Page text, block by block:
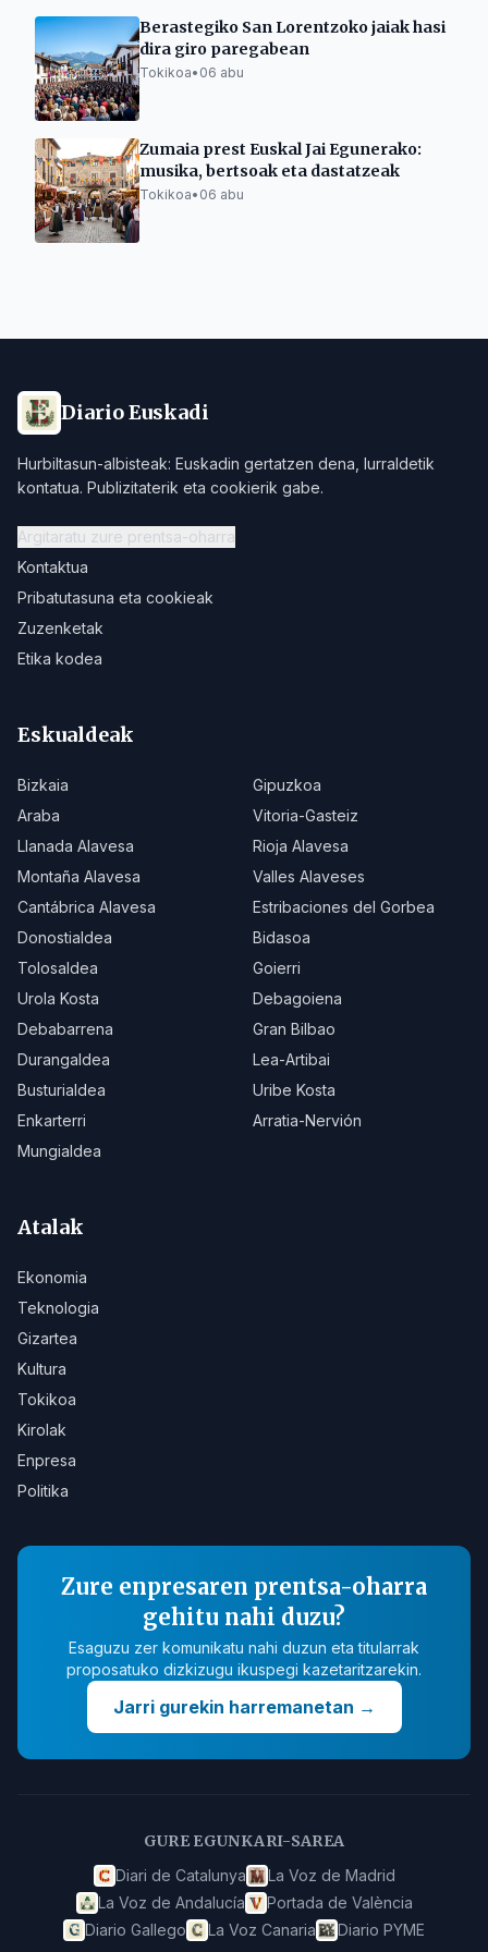
Berastegiko San Lorentzoko jaiak hasi
dira giro paregabean
Tokikoa• 06 abu
Zumaia prest Euskal Jai Egunerako:
musika, bertsoak eta dastatzeak
Tokikoa• 06 abu
Diario Euskadi
Hurbiltasun-albisteak: Euskadin gertatzen dena, lurraldetik
kontatua. Publizitaterik eta cookierik gabe.
Argitaratu zure prentsa-oharra
Kontaktua
Pribatutasuna eta cookieak
Zuzenketak
Etika kodea
Eskualdeak
Bizkaia
Gipuzkoa
Araba
Vitoria-Gasteiz
Llanada Alavesa
Rioja Alavesa
Montaña Alavesa
Valles Alaveses
Cantábrica Alavesa
Estribaciones del Gorbea
Donostialdea
Bidasoa
Tolosaldea
Goierri
Urola Kosta
Debagoiena
Debabarrena
Gran Bilbao
Durangaldea
Lea-Artibai
Busturialdea
Uribe Kosta
Enkarterri
Arratia-Nervión
Mungialdea
Atalak
Ekonomia
Teknologia
Gizartea
Kultura
Tokikoa
Kirolak
Enpresa
Politika
Zure enpresaren prentsa-oharra
gehitu nahi duzu?
Esaguzu zer komunikatu nahi duzun eta titularrak
proposatuko dizkizugu ikuspegi kazetaritzarekin.
Jarri gurekin harremanetan →
GURE EGUNKARI-SAREA
Diari de Catalunya
La Voz de Madrid
La Voz de Andalucía
Portada de València
Diario Gallego
La Voz Canaria Diario PYME